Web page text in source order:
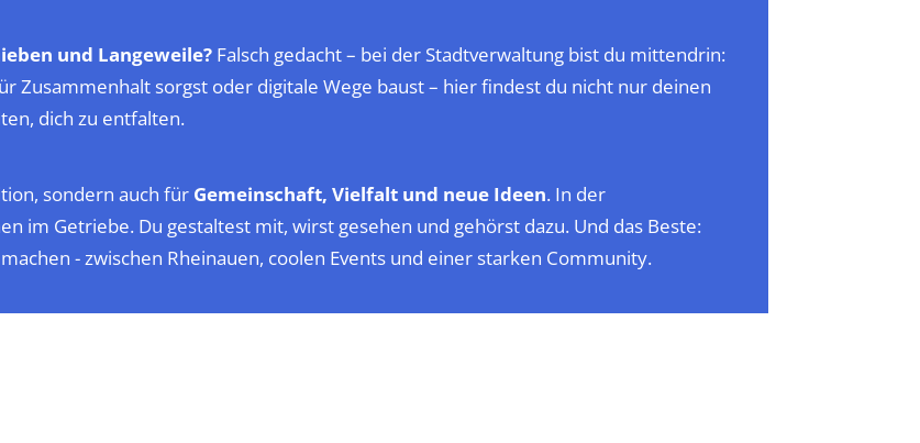
und Langeweile? Falsch gedacht – bei der Stadtverwaltung bist du mittendrin:
Zusammenhalt sorgst oder digitale Wege baust – hier findest du nicht nur deinen
dich zu entfalten.
sondern auch für Gemeinschaft, Vielfalt und neue Ideen. In der
im Getriebe. Du gestaltest mit, wirst gesehen und gehörst dazu. Und das Beste:
- zwischen Rheinauen, coolen Events und einer starken Community.